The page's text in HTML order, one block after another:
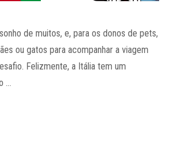
de muitos, e, para os donos de pets,
ou gatos para acompanhar a viagem
Felizmente, a Itália tem um
…